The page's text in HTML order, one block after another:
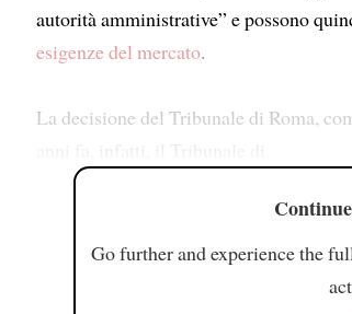
autorità amministrative” e possono
esigenze del mercato.
La decisione del Tribunale di Roma,
Go further and experience the